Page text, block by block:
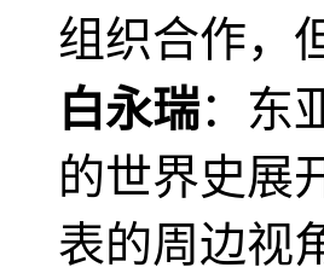
组织合作，
白永瑞：东
的世界史展
表的周边视